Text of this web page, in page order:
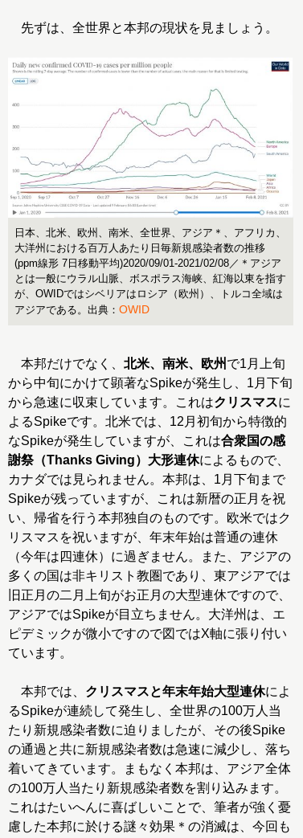
先ずは、全世界と本邦の現状を見ましょう。
日本、北米、欧州、南米、全世界、アジア＊、アフリカ、
大洋州における百万人あたり日毎新規感染者数の推移
(ppm線形 7日移動平均)2020/09/01-2021/02/08／＊アジア
とは一般にウラル山脈、ボスポラス海峡、紅海以東を指す
が、OWIDではシベリアはロシア（欧州）、トルコ全域は
アジアである。出典： OWID
本邦だけでなく、 北米、南米、欧州 で1月上旬
から中旬にかけて顕著なSpikeが発生し、1月下旬
から急速に収束しています。これはクリスマスに
よるSpikeです。北米では、12月初旬から特徴的
なSpikeが発生していますが、これは合衆国の感
謝祭（Thanks Giving）大形連休によるもので、
カナダでは見られません。本邦は、1月下旬まで
Spikeが残っていますが、これは新暦の正月を祝
い、帰省を行う本邦独自のものです。欧米ではク
リスマスを祝いますが、年末年始は普通の連休
（今年は四連休）に過ぎません。また、アジアの
多くの国は非キリスト教圏であり、東アジアでは
旧正月の二月上旬がお正月の大型連休ですので、
アジアではSpikeが目立ちません。大洋州は、エ
ピデミックが微小ですので図ではX軸に張り付い
ています。
本邦では、 クリスマスと年末年始大型連休によ
るSpikeが連続して発生し、全世界の100万人当
たり新規感染者数に迫りましたが、その後Spike
の通過と共に新規感染者数は急速に減少し、落ち
着いてきています。まもなく本邦は、アジア全体
の100万人当たり新規感染者数を割り込みます。
これはたいへんに喜ばしいことで、筆者が強く憂
慮した本邦に於ける謎々効果＊の消滅は、今回も